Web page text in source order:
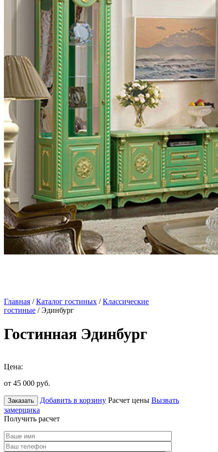
Главная /Каталог гостиных /Классические
гостиные / Эдинбург
Гостинная Эдинбург
Цена:
от 45 000 руб.
Заказать Добавить в корзину Расчет цены Вызвать
замерщика
Получить расчет